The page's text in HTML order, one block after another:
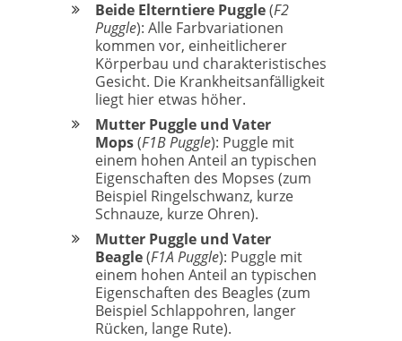
Beide Elterntiere Puggle(F2
Puggle): Alle Farbvariationen
kommen vor, einheitlicherer
Körperbau und charakteristisches
Gesicht. Die Krankheitsanfälligkeit
liegt hier etwas höher.
Mutter Puggle und Vater
Mops(F1B Puggle): Puggle mit
einem hohen Anteil an typischen
Eigenschaften des Mopses (zum
Beispiel Ringelschwanz, kurze
Schnauze, kurze Ohren).
Mutter Puggle und Vater
Beagle(F1A Puggle): Puggle mit
einem hohen Anteil an typischen
Eigenschaften des Beagles (zum
Beispiel Schlappohren, langer
Rücken, lange Rute).